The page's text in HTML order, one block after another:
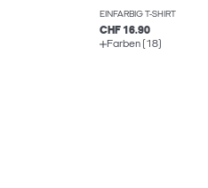
EINFARBIG T-SHIRT
CHF 16.90
Farben (18)